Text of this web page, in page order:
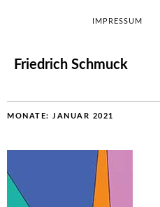
IMPRESSUM
Friedrich Schmuck
MONATE: JANUAR 2021